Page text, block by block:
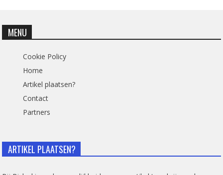
MENU
Cookie Policy
Home
Artikel plaatsen?
Contact
Partners
ARTIKEL PLAATSEN?